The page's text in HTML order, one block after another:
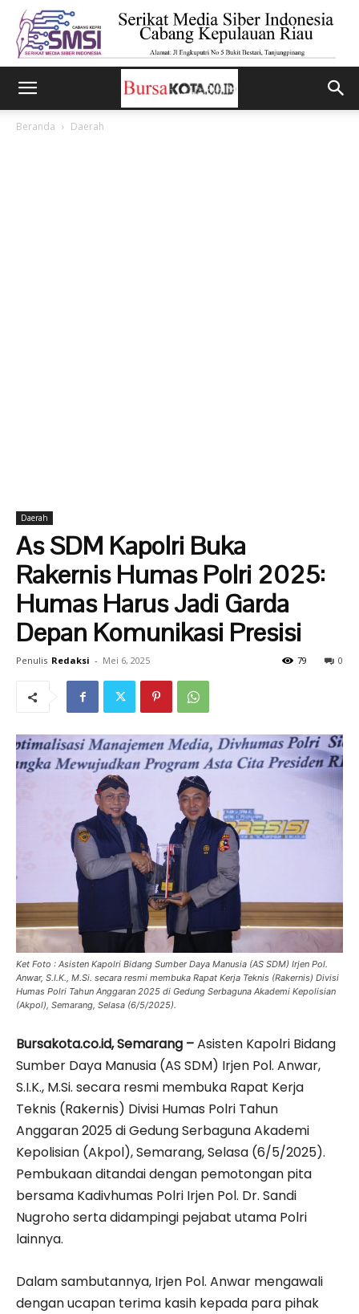
Beranda Daerah
Daerah
As SDM Kapolri Buka
Rakernis Humas Polri 2025:
Humas Harus Jadi Garda
Depan Komunikasi Presisi
Penulis Redaksi - Mei 6, 2025 0
79
Ket Foto : Asisten Kapolri Bidang Sumber Daya Manusia (AS SDM) Irjen Pol.
Anwar, S.I.K., M.Si. secara resmi membuka Rapat Kerja Teknis (Rakernis) Divisi
Humas Polri Tahun Anggaran 2025 di Gedung Serbaguna Akademi Kepolisian
(Akpol), Semarang, Selasa (6/5/2025).
Bursakota.co.id, Semarang –Asisten Kapolri Bidang
Sumber Daya Manusia (AS SDM) Irjen Pol. Anwar,
S.I.K., M.Si. secara resmi membuka Rapat Kerja
Teknis (Rakernis) Divisi Humas Polri Tahun
Anggaran 2025 di Gedung Serbaguna Akademi
Kepolisian (Akpol), Semarang, Selasa (6/5/2025).
Pembukaan ditandai dengan pemotongan pita
bersama Kadivhumas Polri Irjen Pol. Dr. Sandi
Nugroho serta didampingi pejabat utama Polri
lainnya.
Dalam sambutannya, Irjen Pol. Anwar mengawali
dengan ucapan terima kasih kepada para pihak